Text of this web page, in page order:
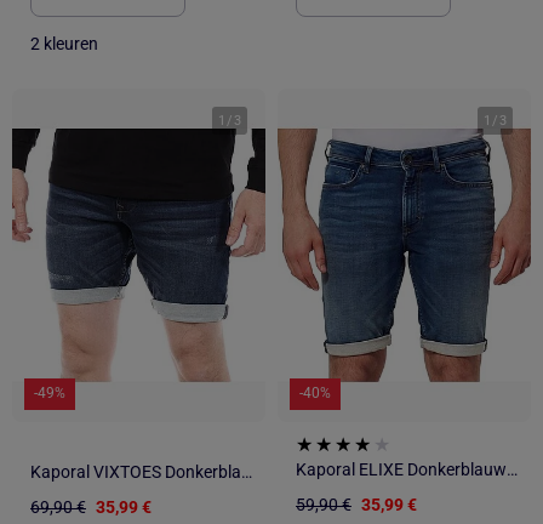
2 kleuren
1 / 3
-49%
Kaporal VIXTOES Donkerblauwe Jeans Short voor Heren
69,90 € 35,99 €
1 / 3
-40%
Kaporal ELIXE Donkerblauwe Jeans Short voor Heren
59,90 € 35,99 €